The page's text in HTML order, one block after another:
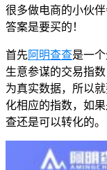
很多做电商的小伙
答案是要买的！
首先阿明查查是一
生意参谋的交易指
为真实数据，所以
化相应的指数，如
查还是可以转化的。